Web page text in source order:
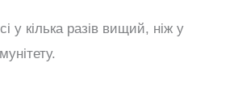
у кілька разів вищий, ніж у